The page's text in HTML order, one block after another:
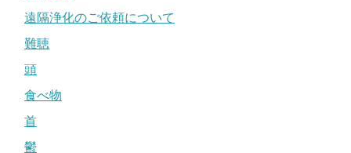
遠隔浄化のご依頼について
難聴
頭
食べ物
首
鬱